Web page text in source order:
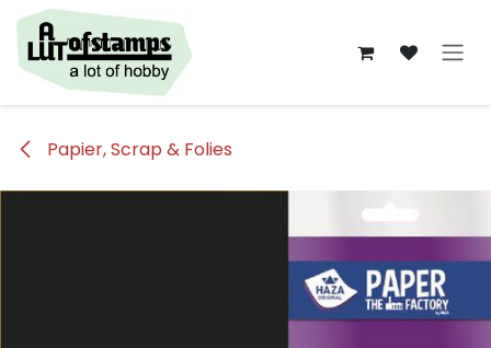
Overslaan naar inhoud
Papier, Scrap & Folies